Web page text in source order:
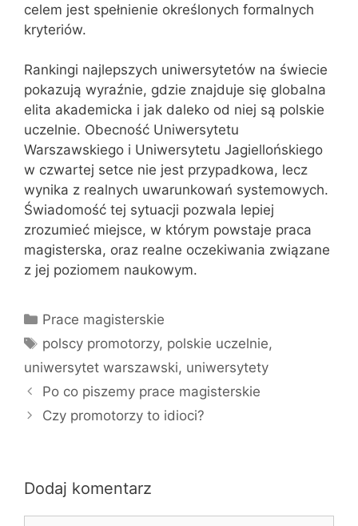
celem jest spełnienie określonych formalnych
kryteriów.
Rankingi najlepszych uniwersytetów na świecie
pokazują wyraźnie, gdzie znajduje się globalna
elita akademicka i jak daleko od niej są polskie
uczelnie. Obecność Uniwersytetu
Warszawskiego i Uniwersytetu Jagiellońskiego
w czwartej setce nie jest przypadkowa, lecz
wynika z realnych uwarunkowań systemowych.
Świadomość tej sytuacji pozwala lepiej
zrozumieć miejsce, w którym powstaje praca
magisterska, oraz realne oczekiwania związane
z jej poziomem naukowym.
Kategorie
Prace magisterskie
Tagi
polscy promotorzy, polskie uczelnie,
uniwersytet warszawski, uniwersytety
Po co piszemy prace magisterskie
Czy promotorzy to idioci?
Dodaj komentarz